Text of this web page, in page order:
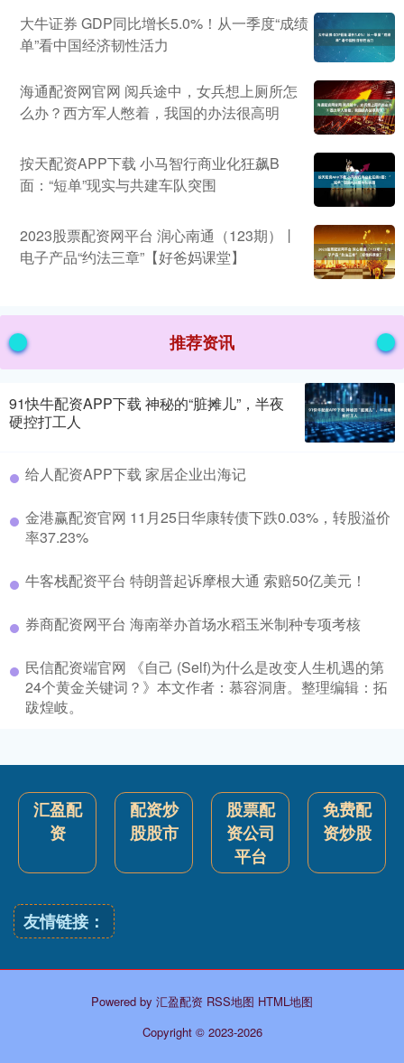
大牛证券 GDP同比增长5.0%！从一季度“成绩
单”看中国经济韧性活力
海通配资网官网 阅兵途中，女兵想上厕所怎
么办？西方军人憋着，我国的办法很高明
按天配资APP下载 小马智行商业化狂飙B
面：“短单”现实与共建车队突围
2023股票配资网平台 润心南通（123期）丨
电子产品“约法三章”【好爸妈课堂】
推荐资讯
91快牛配资APP下载 神秘的“脏摊儿”，半夜
硬控打工人
给人配资APP下载 家居企业出海记
金港赢配资官网 11月25日华康转债下跌0.03%，转股溢价
率37.23%
牛客栈配资平台 特朗普起诉摩根大通 索赔50亿美元！
券商配资网平台 海南举办首场水稻玉米制种专项考核
民信配资端官网 《自己 (Self)为什么是改变人生机遇的第
24个黄金关键词？》本文作者：慕容洞唐。整理编辑：拓
跋煌岐。
汇盈配
资
配资炒
股股市
股票配
资公司
平台
免费配
资炒股
友情链接：
Powered by 汇盈配资 RSS地图 HTML地图
Copyright © 2023-2026